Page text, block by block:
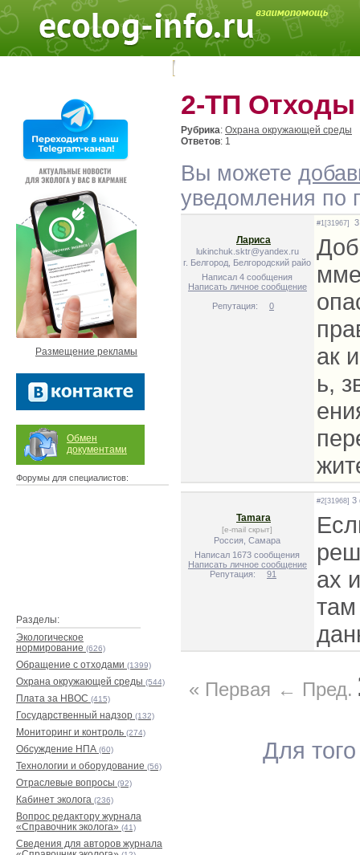
Размещение рекламы
Обмен
документами
Форумы для специалистов:
Разделы:
Экологическое
нормирование (626)
Обращение с отходами (1399)
Охрана окружающей среды (544)
Плата за НВОС (415)
Государственный надзор (132)
Мониторинг и контроль (274)
Обсуждение НПА (60)
Технологии и оборудование (56)
Отраслевые вопросы (92)
Кабинет эколога (236)
Вопрос редактору журнала
«Справочник эколога» (41)
Сведения для авторов журнала
2-ТП Отходы
Рубрика: Охрана окружающей среды
Ответов: 1
Вы можете
уведомления по
Лариса
lukinchuk.sktr@yandex.ru
г. Белгород, Белгородский райо
Написал 4 сообщения
Написать личное сообщение
Репутация:
0
#1[31967]
ак
ь,
Tamara
[e-mail скрыт]
Россия, Самара
Написал 1673 сообщения
Написать личное сообщение
Репутация:
91
#2[31968] 3
ах
« Первая ← Пред.
Для